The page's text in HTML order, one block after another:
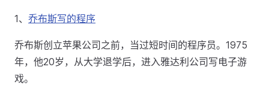
1、 乔布斯写的程序
乔布斯创立苹果公司之前，当过短时间的程序员。1975
年，他20岁，从大学退学后，进入雅达利公司写电子游
戏。